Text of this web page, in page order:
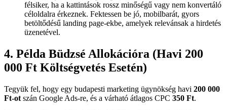
félsiker, ha a kattintások rossz minőségű vagy nem konvertáló
céloldalra érkeznek. Fektessen be jó, mobilbarát, gyors
betöltődésű landing page-ekbe, amelyek relevánsak a hirdetés
üzenetével.
4. Példa Büdzsé Allokációra (Havi 200
000 Ft Költségvetés Esetén)
Tegyük fel, hogy egy budapesti marketing ügynökség havi 200 000
Ft-ot szán Google Ads-re, és a várható átlagos CPC 350 Ft.